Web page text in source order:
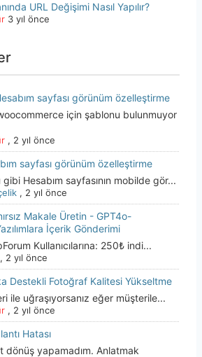
URL Değişimi Nasıl Yapılır?
3 yıl önce
sayfası görünüm özelleştirme
için şablonu bulunmuyor
, 2 yıl önce
sayfası görünüm özelleştirme
Hesabım sayfasının mobilde gör...
, 2 yıl önce
Makale Üretin - GPT4o-
İçerik Gönderimi
Kullanıcılarına: 250₺ indi...
, 2 yıl önce
Destekli Fotoğraf Kalitesi Yükseltme
ile uğraşıyorsanız eğer müşterile...
, 2 yıl önce
Hatası
dönüş yapamadım. Anlatmak